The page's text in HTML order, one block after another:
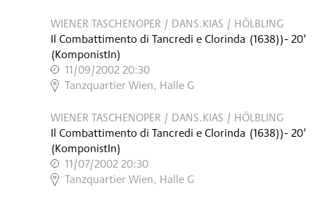
WIENER TASCHENOPER / DANS.KIAS / HÖLBLING
Il Combattimento di Tancredi e Clorinda (1638))- 20'
(KomponistIn)
11/09/2002 20:30
,
Tanzquartier Wien, Halle G
WIENER TASCHENOPER / DANS.KIAS / HÖLBLING
Il Combattimento di Tancredi e Clorinda (1638))- 20'
(KomponistIn)
11/07/2002 20:30
,
Tanzquartier Wien, Halle G